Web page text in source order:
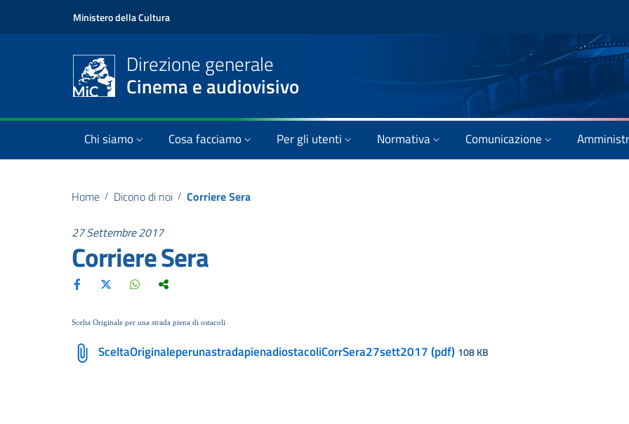
Ministero della Cultura
Direzione generale
Cinema e audiovisivo
Chi siamo Cosa facciamo Per gli utenti Normativa Comunicazione
Home / Dicono di noi / Corriere Sera
27 Settembre 2017
Corriere Sera
Scelta Originale per una strada piena di ostacoli
SceltaOriginaleperunastradapienadiostacoliCorrSera27sett2017 (pdf) 108 KB